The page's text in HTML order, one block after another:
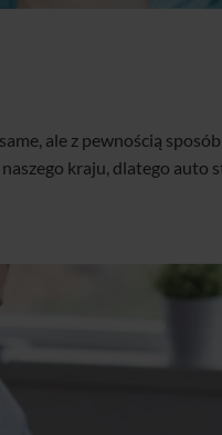
ale z pewnością
kraju, dlatego auto